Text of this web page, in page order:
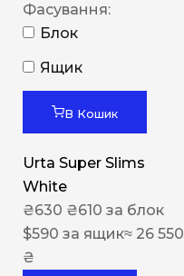
Фасування:
Блок
Ящик
В Кошик
Urta Super Slims
White
₴630 ₴610 за блок
$590 за ящик≈ 26 550
₴